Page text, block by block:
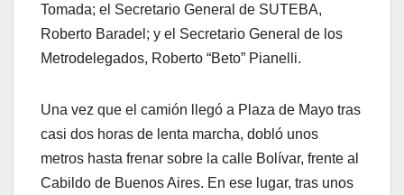
Tomada; el Secretario General de SUTEBA,
Roberto Baradel; y el Secretario General de los
Metrodelegados, Roberto “Beto” Pianelli.
Una vez que el camión llegó a Plaza de Mayo tras
casi dos horas de lenta marcha, dobló unos
metros hasta frenar sobre la calle Bolívar, frente al
Cabildo de Buenos Aires. En ese lugar, tras unos